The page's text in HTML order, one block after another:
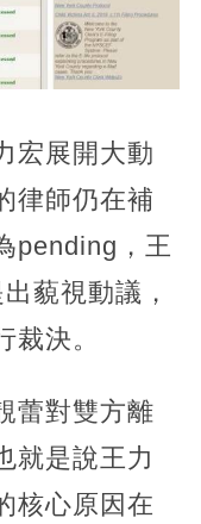
宏展開大動
律師仍在補
pending，王
藐視動議，
決。
蕾對雙方離
就是說王力
核心原因在